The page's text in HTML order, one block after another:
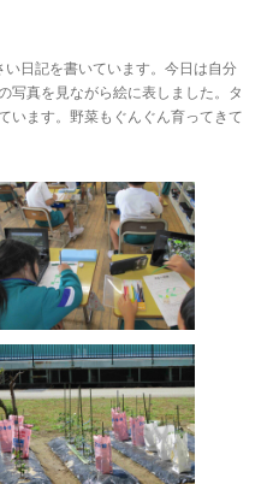
日記を書いています。今日は自分
写真を見ながら絵に表しました。タ
います。野菜もぐんぐん育ってきて